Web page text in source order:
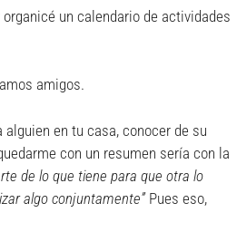
un calendario de actividades
amigos.
en tu casa, conocer de su
con un resumen sería con la
de lo que tiene para que otra lo
algo conjuntamente”Pues eso,